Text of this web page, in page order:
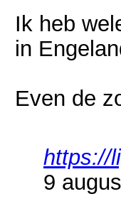
Ik heb
in
Even de
https://
9